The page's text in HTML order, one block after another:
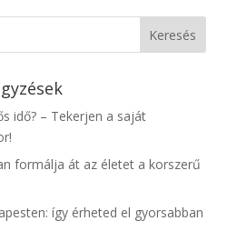
idő? – Tekerjen a saját
formálja át az életet a korszerű
így érheted el gyorsabban